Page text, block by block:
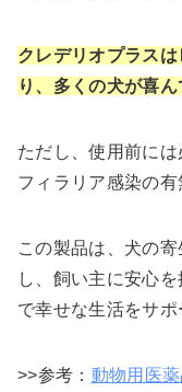
クレデリオプラス
り、多くの犬が喜
ただし、使用前に
フィラリア感染の有
この製品は、犬の
し、飼い主に安心
で幸せな生活をサポ
>>参考： 動物用医